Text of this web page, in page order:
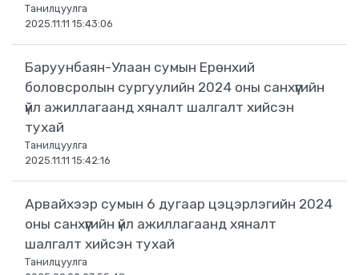
Танилцуулга
2025.11.11 15:43:06
Баруунбаян-Улаан сумын Ерөнхий
боловсролын сургуулийн 2024 оны санхүүгийн
үйл ажиллагаанд хяналт шалгалт хийсэн
тухай
Танилцуулга
2025.11.11 15:42:16
Арвайхээр сумын 6 дугаар цэцэрлэгийн 2024
оны санхүүгийн үйл ажиллагаанд хяналт
шалгалт хийсэн тухай
Танилцуулга